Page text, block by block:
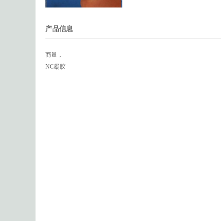
产品信息
商量，
NC凝胶